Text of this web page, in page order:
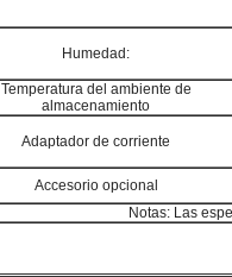
Humedad:
Temperatura del ambiente de
almacenamiento
Adaptador de corriente
Accesorio opcional
Notas: Las